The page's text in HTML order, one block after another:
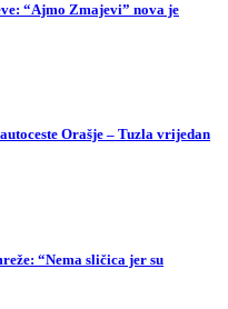
“Ajmo Zmajevi” nova je
Orašje – Tuzla vrijedan
“Nema sličica jer su